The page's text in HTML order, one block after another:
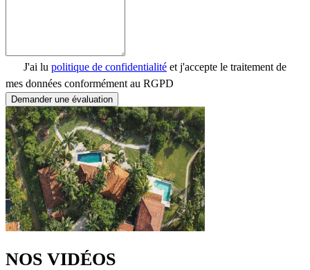
J'ai lu politique de confidentialité et j'accepte le traitement de
mes données conformément au RGPD
Demander une évaluation
NOS VIDÉOS